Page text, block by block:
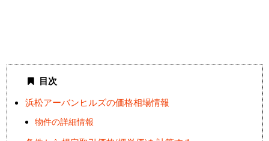
目次
浜松アーバンヒルズの価格相場情報
物件の詳細情報